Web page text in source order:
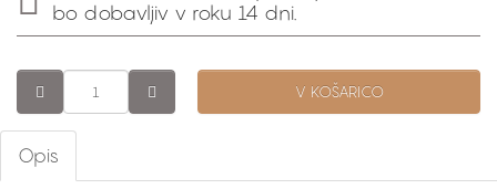
bo dobavljiv v roku 14 dni.
V KOŠARICO
Opis